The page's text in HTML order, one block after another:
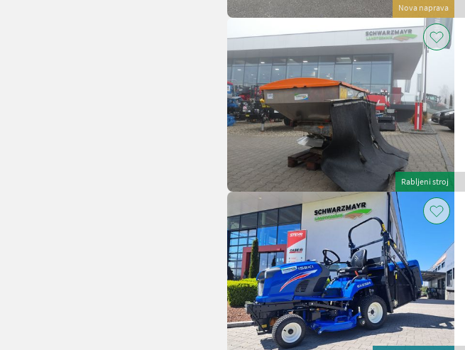
Nova naprava
Rabljeni stroj